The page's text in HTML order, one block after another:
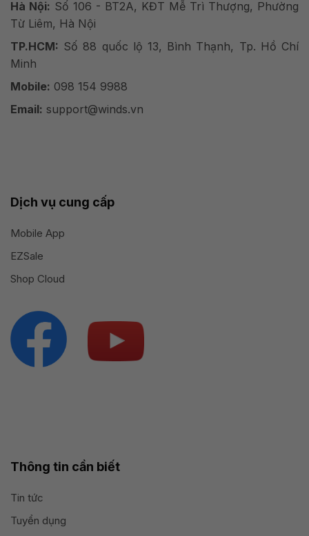
Hà Nội: Số 106 - BT2A, KĐT Mễ Trì Thượng, Phường
Từ Liêm, Hà Nội
TP.HCM: Số 88 quốc lộ 13, Bình Thạnh, Tp. Hồ Chí
Minh
Mobile: 098 154 9988
Email: support@winds.vn
Dịch vụ cung cấp
Mobile App
EZSale
Shop Cloud
Thông tin cần biết
Tin tức
Tuyển dụng